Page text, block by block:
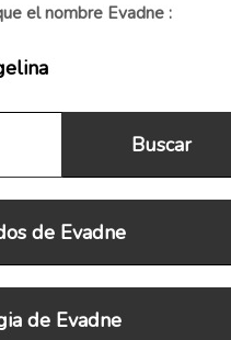
el nombre Evadne :
de Evadne
de Evadne